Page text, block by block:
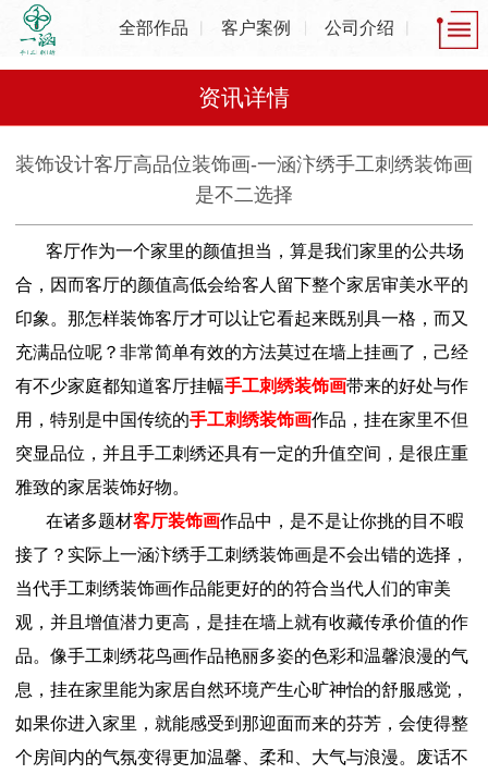
全部作品 客户案例 公司介绍
资讯详情
装饰设计客厅高品位装饰画-一涵汴绣手工刺绣装饰画
是不二选择
客厅作为一个家里的颜值担当，算是我们家里的公共场
合，因而客厅的颜值高低会给客人留下整个家居审美水平的
印象。那怎样装饰客厅才可以让它看起来既别具一格，而又
充满品位呢？非常简单有效的方法莫过在墙上挂画了，己经
有不少家庭都知道客厅挂幅手工刺绣装饰画带来的好处与作
用，特别是中国传统的手工刺绣装饰画作品，挂在家里不但
突显品位，并且手工刺绣还具有一定的升值空间，是很庄重
雅致的家居装饰好物。
在诸多题材客厅装饰画作品中，是不是让你挑的目不暇
接了？实际上一涵汴绣手工刺绣装饰画是不会出错的选择，
当代手工刺绣装饰画作品能更好的的符合当代人们的审美
观，并且增值潜力更高，是挂在墙上就有收藏传承价值的作
品。像手工刺绣花鸟画作品艳丽多姿的色彩和温馨浪漫的气
息，挂在家里能为家居自然环境产生心旷神怡的舒服感觉，
如果你进入家里，就能感受到那迎面而来的芬芳，会使得整
个房间内的气氛变得更加温馨、柔和、大气与浪漫。废话不